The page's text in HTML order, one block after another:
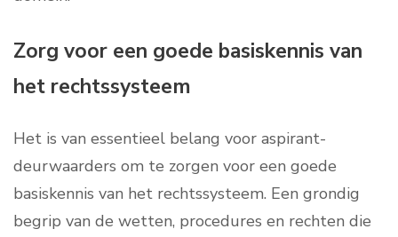
Zorg voor een goede basiskennis van
het rechtssysteem
Het is van essentieel belang voor aspirant-
deurwaarders om te zorgen voor een goede
basiskennis van het rechtssysteem. Een grondig
begrip van de wetten, procedures en rechten die